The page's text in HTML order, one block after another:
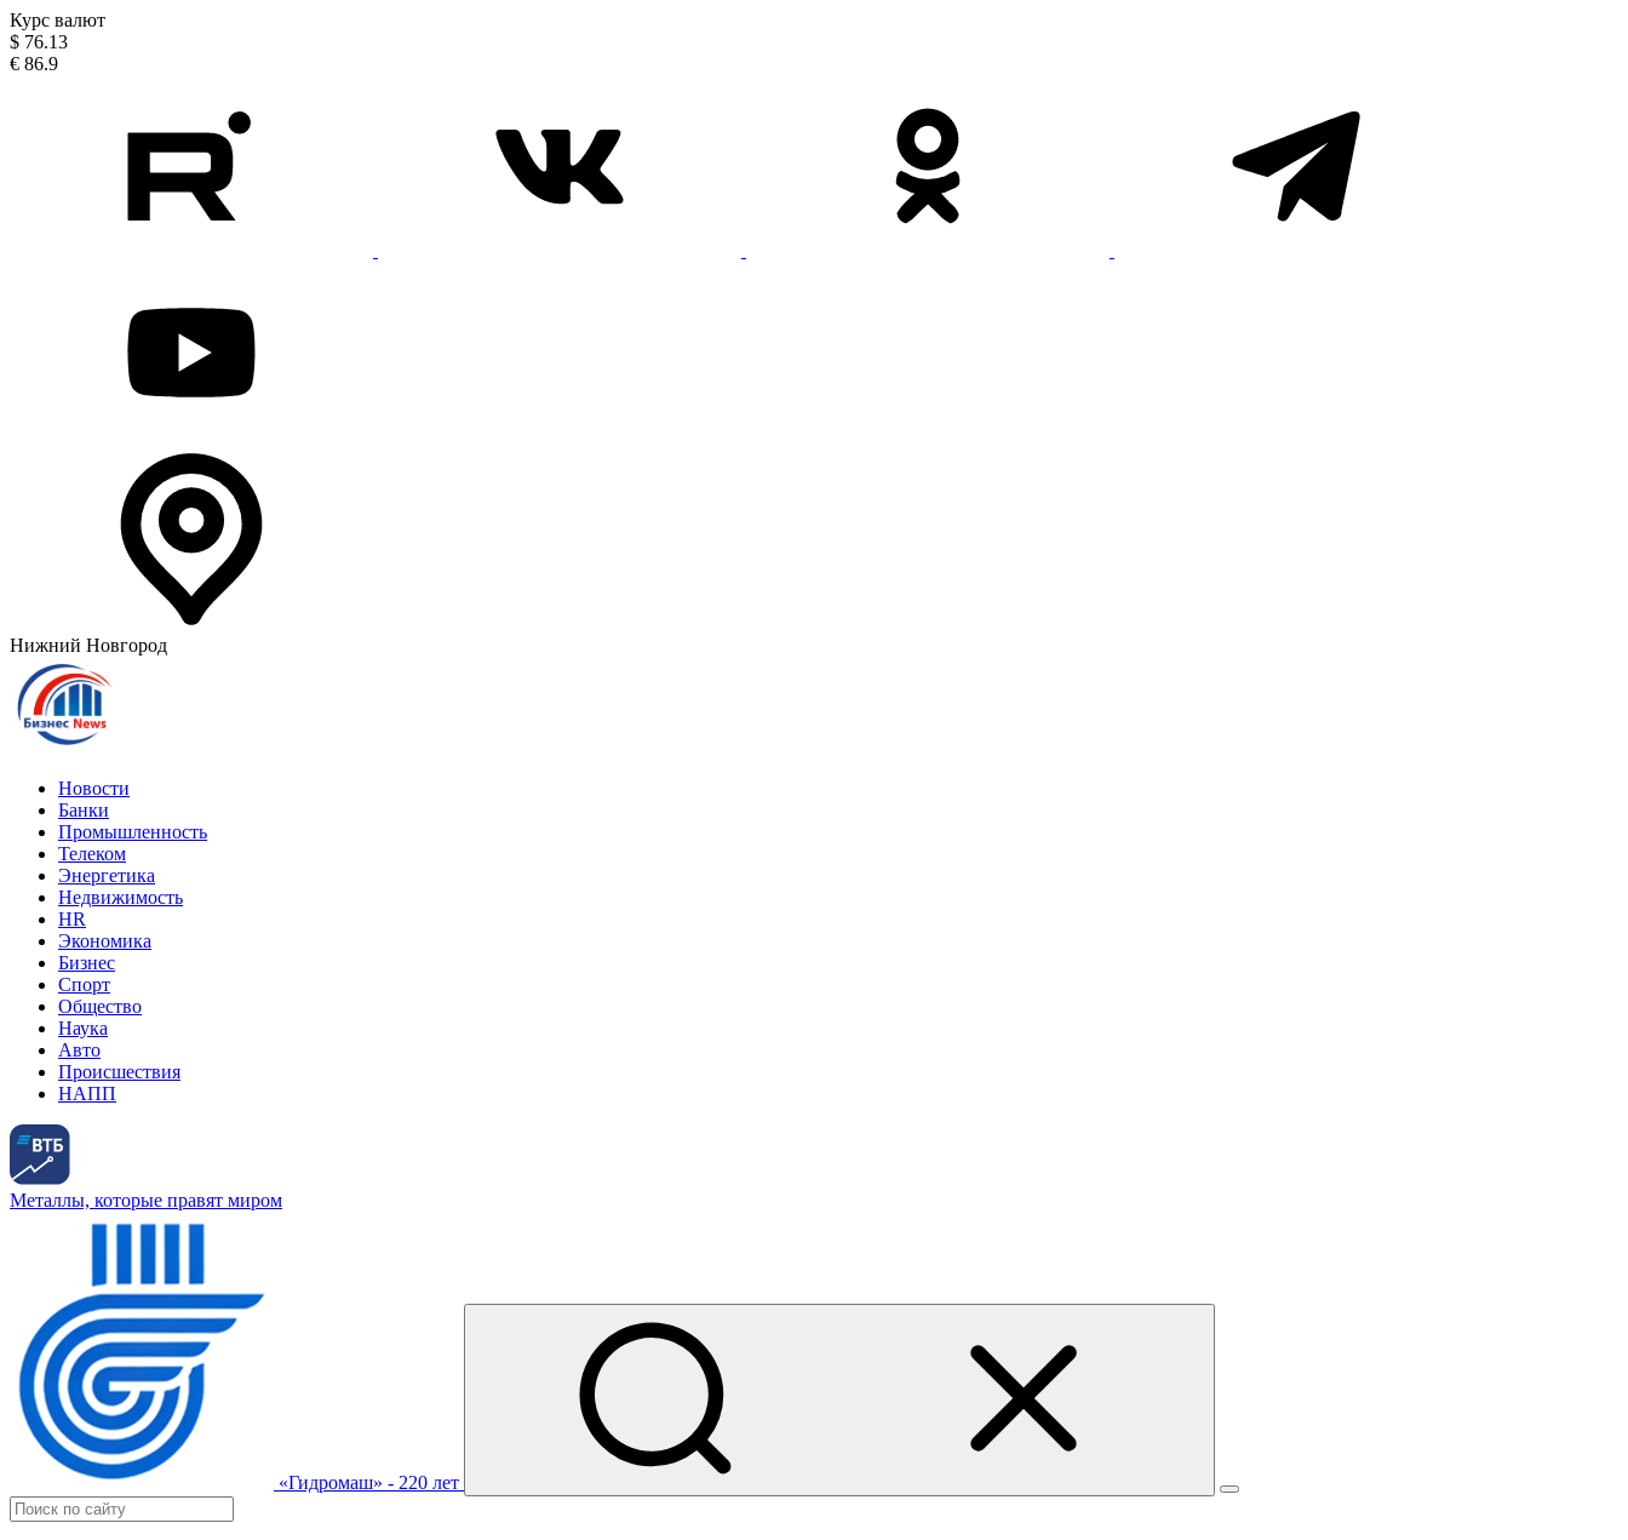
Курс валют
$ 76.13
€ 86.9
Нижний Новгород
Новости
Банки
Промышленность
Телеком
Энергетика
Недвижимость
HR
Экономика
Бизнес
Спорт
Общество
Наука
Авто
Происшествия
НАПП
Металлы, которые правят миром
«Гидромаш» - 220 лет